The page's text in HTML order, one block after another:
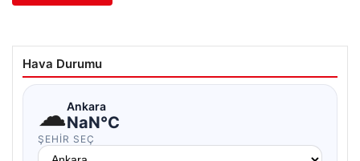
Hava Durumu
☁Ankara
NaN°C
ŞEHIR SEÇ